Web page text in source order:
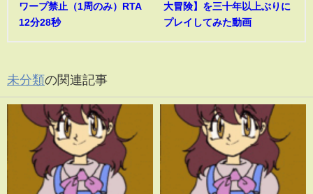
ワープ禁止（1周のみ）RTA
12分28秒
大冒険】を三十年以上ぶりに
プレイしてみた動画
未分類の関連記事